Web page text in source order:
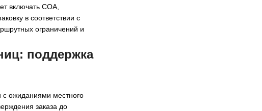
включать COA,
в соответствии с
ограничений и
поддержка
с ожиданиями местного
заказа до